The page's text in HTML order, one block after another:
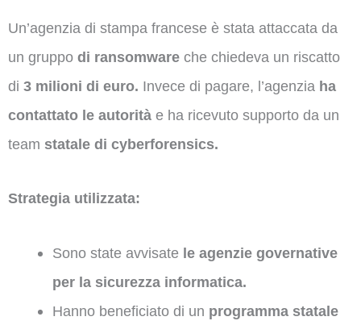
Un’agenzia di stampa francese è stata attaccata da
un gruppo di ransomware che chiedeva un riscatto
di 3 milioni di euro. Invece di pagare, l’agenzia ha
contattato le autorità e ha ricevuto supporto da un
team statale di cyberforensics.
Strategia utilizzata:
Sono state avvisate le agenzie governative
per la sicurezza informatica.
Hanno beneficiato di un programma statale